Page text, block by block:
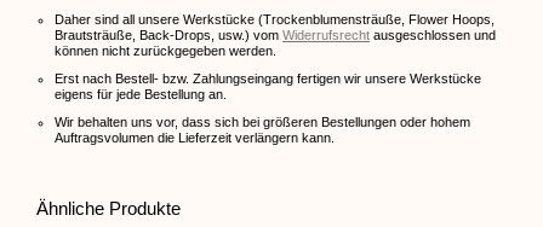
Daher sind all unsere Werkstücke (Trockenblumensträuße, Flower Hoops,
Brautsträuße, Back-Drops, usw.) vom Widerrufsrecht ausgeschlossen und
können nicht zurückgegeben werden.
Erst nach Bestell- bzw. Zahlungseingang fertigen wir unsere Werkstücke
eigens für jede Bestellung an.
Wir behalten uns vor, dass sich bei größeren Bestellungen oder hohem
Auftragsvolumen die Lieferzeit verlängern kann.
Ähnliche Produkte